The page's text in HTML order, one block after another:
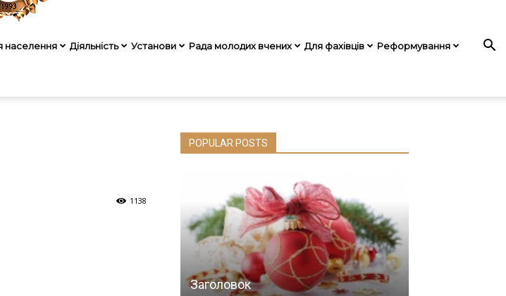
населення Діяльність Установи Рада молодих вчених Для фахівців Реформування
1138
POPULAR POSTS
Заголовок